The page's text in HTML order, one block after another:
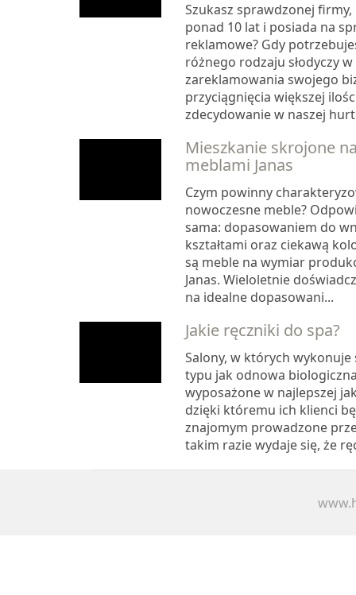
Szukasz sprawdzonej firmy,
ponad 10 lat i posiada na
reklamowe? Gdy
różnego rodzaju słodyczy w
zareklamowania swojego
przyciągnięcia większej
zdecydowanie w naszej
Mieszkanie skrojone
meblami Janas
Czym powinny
nowoczesne meble?
sama: dopasowaniem do
kształtami oraz ciekawą
są meble na wymiar
Janas. Wieloletnie
na idealne dopasowani...
Jakie ręczniki do spa?
Salony, w których
typu jak odnowa
wyposażone w najlepszej
dzięki któremu ich klienci
znajomym prowadzone
takim razie wydaje się, że